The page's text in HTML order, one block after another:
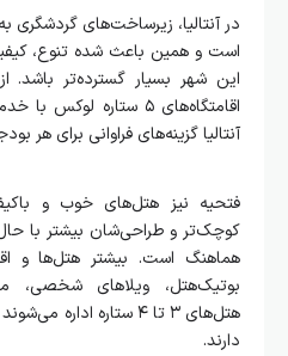
در آنتالیا، زیرساخت‌های گردشگری
است و همین باعث شده تنوع،
این شهر بسیار گسترده‌تر باشد.
آنتالیا گزینه‌های فراوانی برای هر
فتحیه نیز هتل‌های خوب و
کوچک‌تر و طراحی‌شان بیشتر با
هماهنگ است. بیشتر هتل‌ها و
بوتیک‌هتل، ویلاهای شخصی،
هتل‌های ۳ تا ۴ ستاره
دارند.